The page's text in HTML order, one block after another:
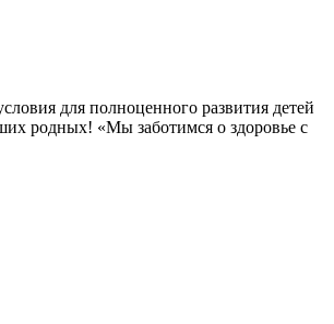
для полноценного развития детей
родных! «Мы заботимся о здоровье с